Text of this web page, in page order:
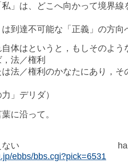
私」は、どこへ向かって境界線
は到達不可能な「正義」の方向
自体はというと，もしそのよう
法／権利
法／権利のかなたにあり，そ
力」デリダ）
に沿って。
見えない
ebbs/bbs.cgi?pick=6531